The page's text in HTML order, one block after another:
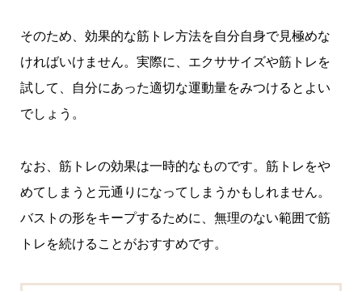
そのため、効果的な筋トレ方法を自分自身で見極めな
ければいけません。実際に、エクササイズや筋トレを
試して、自分にあった適切な運動量をみつけるとよい
でしょう。
なお、筋トレの効果は一時的なものです。筋トレをや
めてしまうと元通りになってしまうかもしれません。
バストの形をキープするために、無理のない範囲で筋
トレを続けることがおすすめです。